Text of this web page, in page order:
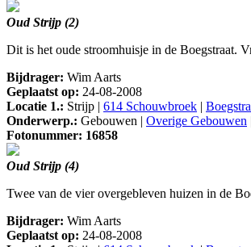
Oud Strijp (2)
Dit is het oude stroomhuisje in de Boegstraat.
Bijdrager: Wim Aarts
Geplaatst op: 24-08-2008
Locatie 1.: Strijp | 614 Schouwbroek |
Onderwerp.: Gebouwen | Overige Gebouwen
Fotonummer: 16858
Oud Strijp (4)
Twee van de vier overgebleven huizen in de
Bijdrager: Wim Aarts
Geplaatst op: 24-08-2008